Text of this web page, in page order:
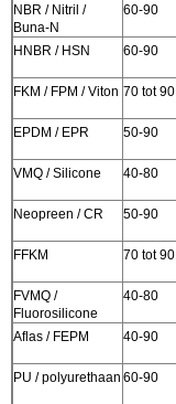
NBR / Nitril /
Buna-N
60-90
HNBR / HSN
60-90
FKM / FPM / Viton 70 tot 90
EPDM / EPR
50-90
VMQ / Silicone
40-80
Neopreen / CR
50-90
FFKM
70 tot 90
FVMQ /
Fluorosilicone
40-80
Aflas / FEPM
40-90
PU / polyurethaan 60-90